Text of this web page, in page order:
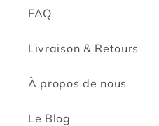
FAQ
Livraison & Retours
À propos de nous
Le Blog